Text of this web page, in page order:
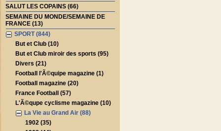
SALUT LES COPAINS (66)
SEMAINE DU MONDE/SEMAINE DE
FRANCE (13)
SPORT (844)
But et Club (10)
But et Club miroir des sports (95)
Divers (21)
Football l'Ã©quipe magazine (1)
Football magazine (20)
France Football (57)
L'Ã©qupe cyclisme magazine (10)
La Vie au Grand Air (88)
1902 (35)